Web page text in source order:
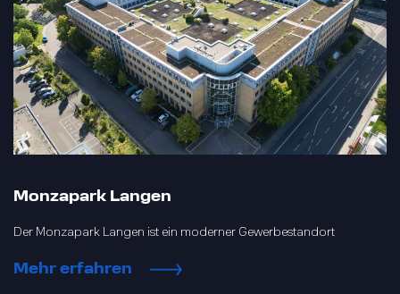
Monzapark Langen
Der Monzapark Langen ist ein moderner Gewerbestandort
Mehr erfahren